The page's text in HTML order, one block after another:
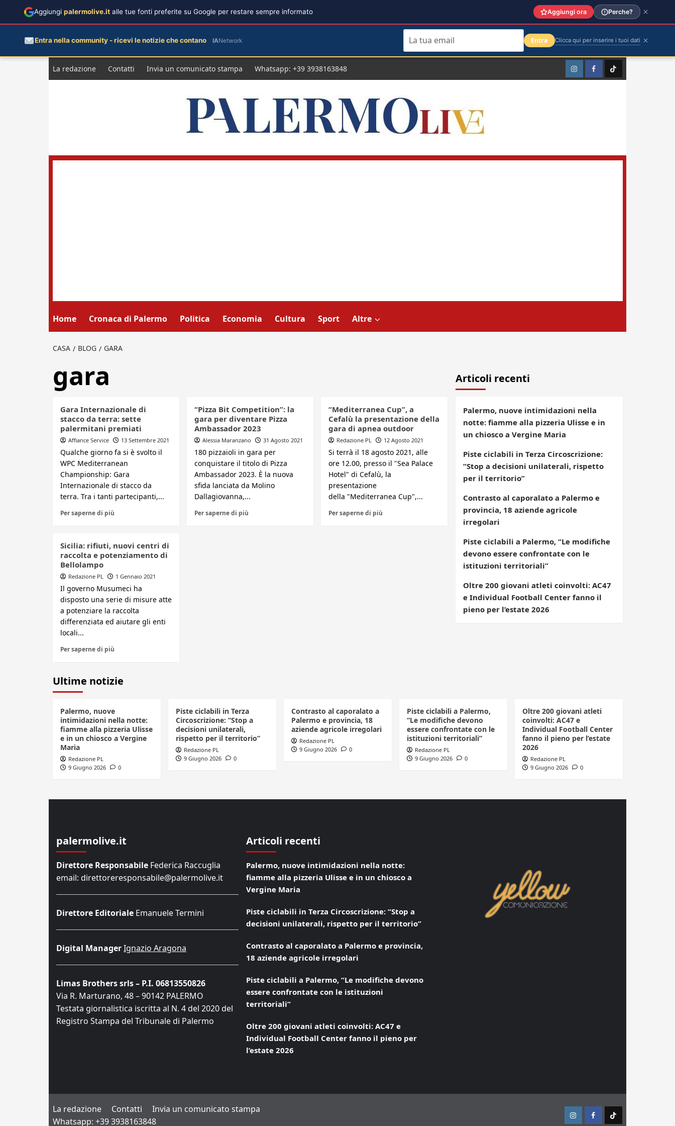
La redazione Contatti Invia un comunicato stampa Whatsapp: +39 3938163848 InstagramFacebookTikTok
Home Cronaca di Palermo Politica Economia Cultura Sport Altre
CASA BLOG GARA
gara
Gara Internazionale di
stacco da terra: sette
palermitani premiati
Affiance Service 13 Settembre 2021
Qualche giorno fa si è svolto il
WPC Mediterranean
Championship: Gara
Internazionale di stacco da
terra. Tra i tanti partecipanti,...
Per saperne di più
“Pizza Bit Competition”: la
gara per diventare Pizza
Ambassador 2023
Alessia Maranzano 31 Agosto 2021
180 pizzaioli in gara per
conquistare il titolo di Pizza
Ambassador 2023. È la nuova
sfida lanciata da Molino
Dallagiovanna,...
Per saperne di più
“Mediterranea Cup”, a
Cefalù la presentazione della
gara di apnea outdoor
Redazione PL 12 Agosto 2021
Si terrà il 18 agosto 2021, alle
ore 12.00, presso il "Sea Palace
Hotel" di Cefalù, la
presentazione
della "Mediterranea Cup",...
Per saperne di più
Sicilia: rifiuti, nuovi centri di
raccolta e potenziamento di
Bellolampo
Redazione PL 1 Gennaio 2021
Il governo Musumeci ha
disposto una serie di misure atte
a potenziare la raccolta
differenziata ed aiutare gli enti
locali...
Per saperne di più
Articoli recenti
Palermo, nuove intimidazioni nella
notte: fiamme alla pizzeria Ulisse e in
un chiosco a Vergine Maria
Piste ciclabili in Terza Circoscrizione:
“Stop a decisioni unilaterali, rispetto
per il territorio”
Contrasto al caporalato a Palermo e
provincia, 18 aziende agricole
irregolari
Piste ciclabili a Palermo, “Le modifiche
devono essere confrontate con le
istituzioni territoriali”
Oltre 200 giovani atleti coinvolti: AC47
e Individual Football Center fanno il
pieno per l’estate 2026
Ultime notizie
Palermo, nuove
intimidazioni nella notte:
fiamme alla pizzeria Ulisse
e in un chiosco a Vergine
Maria
Redazione PL
9 Giugno 2026
0
Piste ciclabili in Terza
Circoscrizione: “Stop a
decisioni unilaterali,
rispetto per il territorio”
Redazione PL
9 Giugno 2026
0
Contrasto al caporalato a
Palermo e provincia, 18
aziende agricole irregolari
Redazione PL
9 Giugno 2026
0
Piste ciclabili a Palermo,
“Le modifiche devono
essere confrontate con le
istituzioni territoriali”
Redazione PL
9 Giugno 2026
0
Oltre 200 giovani atleti
coinvolti: AC47 e
Individual Football Center
fanno il pieno per l’estate
2026
Redazione PL
9 Giugno 2026
0
palermolive.it
Direttore Responsabile Federica Raccuglia
email: direttoreresponsabile@palermolive.it
Direttore Editoriale Emanuele Termini
Digital ManagerIgnazio Aragona
Limas Brothers srls – P.I. 06813550826
Via R. Marturano, 48 – 90142 PALERMO
Testata giornalistica iscritta al N. 4 del 2020 del
Registro Stampa del Tribunale di Palermo
Articoli recenti
Palermo, nuove intimidazioni nella notte:
fiamme alla pizzeria Ulisse e in un chiosco a
Vergine Maria
Piste ciclabili in Terza Circoscrizione: “Stop a
decisioni unilaterali, rispetto per il territorio”
Contrasto al caporalato a Palermo e provincia,
18 aziende agricole irregolari
Piste ciclabili a Palermo, “Le modifiche devono
essere confrontate con le istituzioni
territoriali”
Oltre 200 giovani atleti coinvolti: AC47 e
Individual Football Center fanno il pieno per
l’estate 2026
La redazione Contatti
Invia un comunicato stampa
Whatsapp: +39 3938163848
InstagramFacebookTikTok
Aggiungi palermolive.it alle tue fonti preferite su Google per restare sempre informato Aggiungi ora Perche?
Entra nella community - ricevi le notizie che contano IANetwork Entra Clicca qui per inserire i tuoi dati